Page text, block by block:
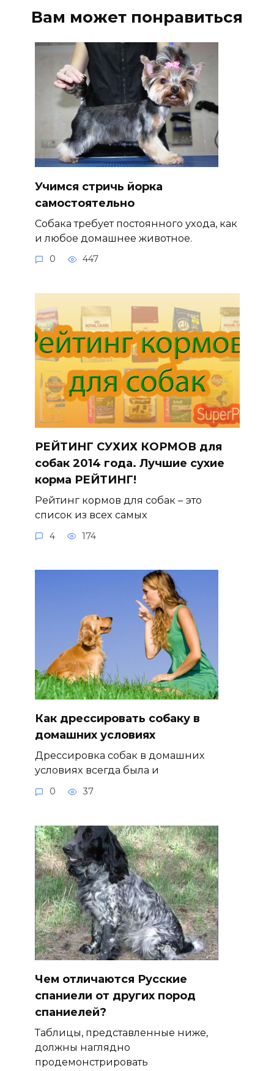
Вам может понравиться
Учимся стричь йорка
самостоятельно
Собака требует постоянного ухода, как
и любое домашнее животное.
0 447
РЕЙТИНГ СУХИХ КОРМОВ для
собак 2014 года. Лучшие сухие
корма РЕЙТИНГ!
Рейтинг кормов для собак – это
список из всех самых
4 174
Как дрессировать собаку в
домашних условиях
Дрессировка собак в домашних
условиях всегда была и
0 37
Чем отличаются Русские
спаниели от других пород
спаниелей?
Таблицы, представленные ниже,
должны наглядно
продемонстрировать